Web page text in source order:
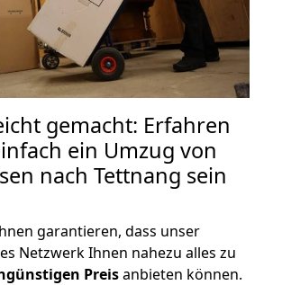
gemacht: Erfahren
ein Umzug von
nach Tettnang sein
garantieren, dass unser
Netzwerk Ihnen nahezu alles zu
Preisanbieten können.